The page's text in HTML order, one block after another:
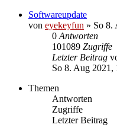
Softwareupdate
von eyekeyfun » So 8.
0 Antworten
101089 Zugriffe
Letzter Beitrag
So 8. Aug 2021,
Themen
Antworten
Zugriffe
Letzter Beitrag